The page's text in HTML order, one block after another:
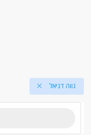
נווה דניאל